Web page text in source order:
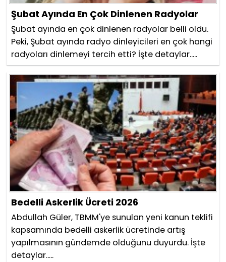
Şubat Ayında En Çok Dinlenen Radyolar
Şubat ayında en çok dinlenen radyolar belli oldu.
Peki, Şubat ayında radyo dinleyicileri en çok hangi
radyoları dinlemeyi tercih etti? İşte detaylar.....
Bedelli Askerlik Ücreti 2026
Abdullah Güler, TBMM'ye sunulan yeni kanun teklifi
kapsamında bedelli askerlik ücretinde artış
yapılmasının gündemde olduğunu duyurdu. İşte
detaylar.....